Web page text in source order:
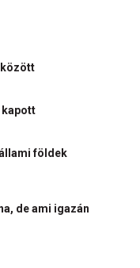
között
kapott
földek
de ami igazán